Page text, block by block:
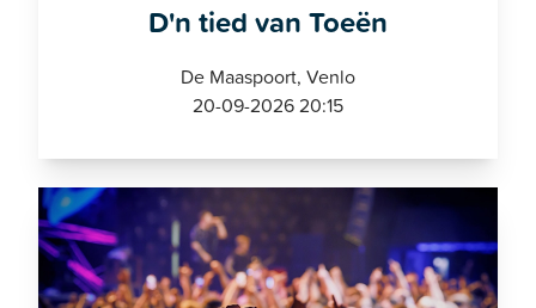
D'n tied van Toeën
De Maaspoort, Venlo
20-09-2026 20:15